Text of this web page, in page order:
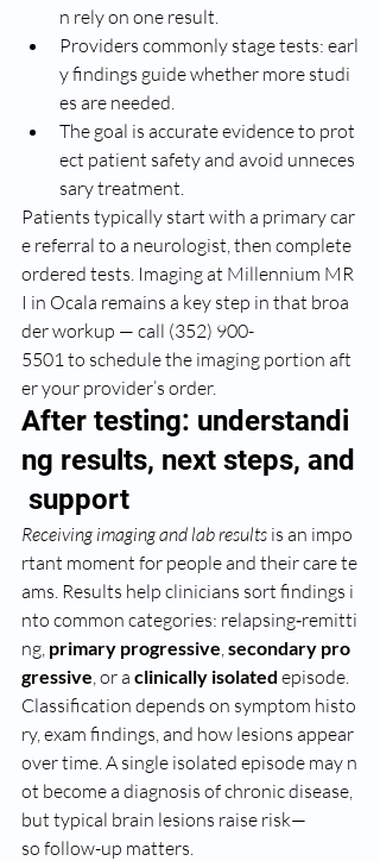
n rely on one result.
Providers commonly stage tests: earl
y findings guide whether more studi
es are needed.
The goal is accurate evidence to prot
ect patient safety and avoid unneces
sary treatment.
Patients typically start with a primary car
e referral to a neurologist, then complete
ordered tests. Imaging at Millennium MR
I in Ocala remains a key step in that broa
der workup — call (352) 900-
5501 to schedule the imaging portion aft
er your provider’s order.
After testing: understandi
ng results, next steps, and
support
Receiving imaging and lab results is an impo
rtant moment for people and their care te
ams. Results help clinicians sort findings i
nto common categories: relapsing‑remitti
ng, primary progressive secondary pro
gressive , or a clinically isolated episode.
Classification depends on symptom histo
ry, exam findings, and how lesions appear
over time. A single isolated episode may n
ot become a diagnosis of chronic disease,
but typical brain lesions raise risk—
so follow-up matters.